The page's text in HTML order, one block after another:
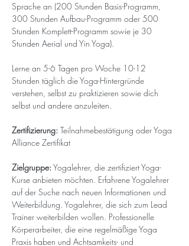
Sprache an (200 Stunden Basis-Programm,
300 Stunden Aufbau-Programm oder 500
Stunden Komplett-Programm sowie je 30
Stunden Aerial und Yin Yoga).
Lerne an 5-6 Tagen pro Woche 10-12
Stunden täglich die Yoga-Hintergründe
verstehen, selbst zu praktizieren sowie dich
selbst und andere anzuleiten.
Zertifizierung: Teilnahmebestätigung oder Yoga
Alliance Zertifikat
Zielgruppe: Yogalehrer, die zertifiziert Yoga-
Kurse anbieten möchten. Erfahrene Yogalehrer
auf der Suche nach neuen Informationen und
Weiterbildung. Yogalehrer, die sich zum Lead
Trainer weiterbilden wollen. Professionelle
Körperarbeiter, die eine regelmäßige Yoga
Praxis haben und Achtsamkeits- und